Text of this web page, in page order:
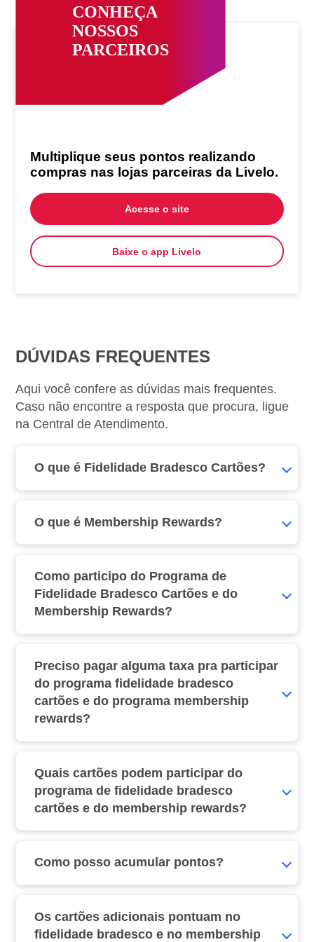
CONHEÇA
NOSSOS
PARCEIROS
Multiplique seus pontos realizando
compras nas lojas parceiras da Livelo.
Acesse o site
Baixe o app Livelo
DÚVIDAS FREQUENTES
Aqui você confere as dúvidas mais frequentes.
Caso não encontre a resposta que procura, ligue
na Central de Atendimento.
O que é Fidelidade Bradesco Cartões?
O que é Membership Rewards?
Como participo do Programa de
Fidelidade Bradesco Cartões e do
Membership Rewards?
Preciso pagar alguma taxa pra participar
do programa fidelidade bradesco
cartões e do programa membership
rewards?
Quais cartões podem participar do
programa de fidelidade bradesco
cartões e do membership rewards?
Como posso acumular pontos?
Os cartões adicionais pontuam no
fidelidade bradesco e no membership